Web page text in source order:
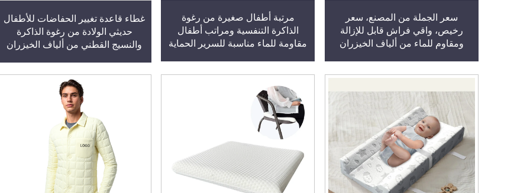
سعر الجملة من المصنع، سعر
رخيص، واقي فراش قابل للإزالة
ومقاوم للماء من ألياف الخيزران
مرتبة أطفال صغيرة من رغوة
الذاكرة التنفسية ومراتب أطفال
مقاومة للماء مناسبة للسرير الحماية
غطاء قاعدة تغيير الحفاضات للأطفال
حديثي الولادة من رغوة الذاكرة
والنسيج القطني من ألياف الخيزران